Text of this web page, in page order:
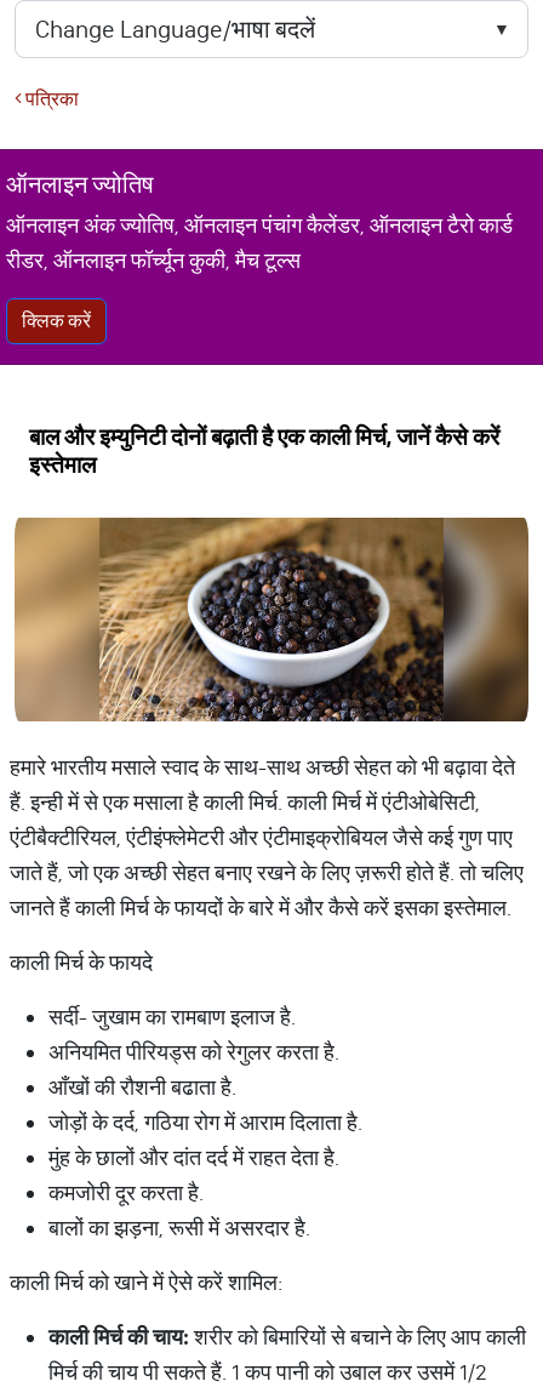
पत्रिका
ऑनलाइन ज्योतिष
ऑनलाइन अंक ज्योतिष, ऑनलाइन पंचांग कैलेंडर, ऑनलाइन टैरो कार्ड
रीडर, ऑनलाइन फॉर्च्यून कुकी, मैच टूल्स
क्लिक करें
बाल और इम्युनिटी दोनों बढ़ाती है एक काली मिर्च, जानें कैसे करें
इस्तेमाल
हमारे भारतीय मसाले स्वाद के साथ-साथ अच्छी सेहत को भी बढ़ावा देते
हैं. इन्ही में से एक मसाला है काली मिर्च. काली मिर्च में एंटीओबेसिटी,
एंटीबैक्टीरियल, एंटीइंफ्लेमेटरी और एंटीमाइक्रोबियल जैसे कई गुण पाए
जाते हैं, जो एक अच्छी सेहत बनाए रखने के लिए ज़रूरी होते हैं. तो चलिए
जानते हैं काली मिर्च के फायदों के बारे में और कैसे करें इसका इस्तेमाल.
काली मिर्च के फायदे
सर्दी- जुखाम का रामबाण इलाज है.
अनियमित पीरियड्स को रेगुलर करता है.
आँखों की रौशनी बढाता है.
जोड़ों के दर्द, गठिया रोग में आराम दिलाता है.
मुंह के छालों और दांत दर्द में राहत देता है.
कमजोरी दूर करता है.
बालों का झड़ना, रूसी में असरदार है.
काली मिर्च को खाने में ऐसे करें शामिल:
कालीमिर्चकीचाय:शरीर को बिमारियों से बचाने के लिए आप काली
मिर्च की चाय पी सकते हैं. 1 कप पानी को उबाल कर उसमें 1/2